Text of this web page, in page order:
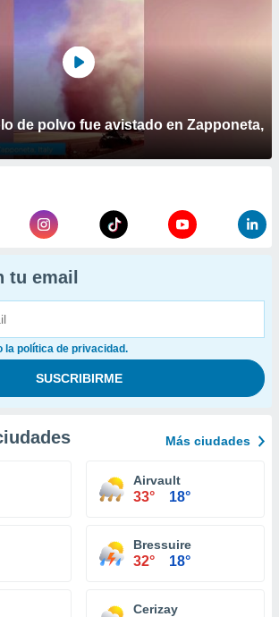
de polvo fue avistado en Zapponeta,
tu email
la política de privacidad.
Más ciudades
Airvault
33° 18°
Bressuire
32° 18°
Cerizay